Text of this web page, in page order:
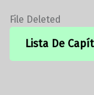
File Deleted
Lista De